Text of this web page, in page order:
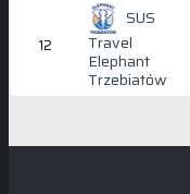
12
SUS
Travel
Elephant
Trzebiatów